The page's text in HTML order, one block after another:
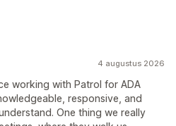
4 augustus 2026
working with Patrol for ADA
responsive, and
One thing we really